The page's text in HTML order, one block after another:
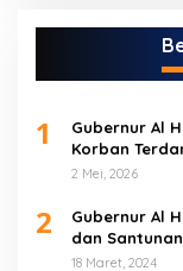
1
Gubernur Al
Korban
2 Mei, 2026
2
Gubernur Al
dan
Yang Berada
18 Maret, 2024